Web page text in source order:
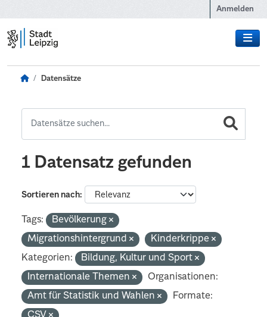
Anmelden
Datensätze
1 Datensatz gefunden
Sortieren nach
Tags:
Bevölkerung
Migrationshintergrund
Kinderkrippe
Kategorien:
Bildung, Kultur und Sport
Internationale Themen
Organisationen:
Amt für Statistik und Wahlen
Formate:
CSV